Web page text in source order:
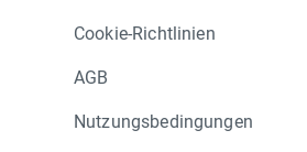
Cookie-Richtlinien
AGB
Nutzungsbedingungen